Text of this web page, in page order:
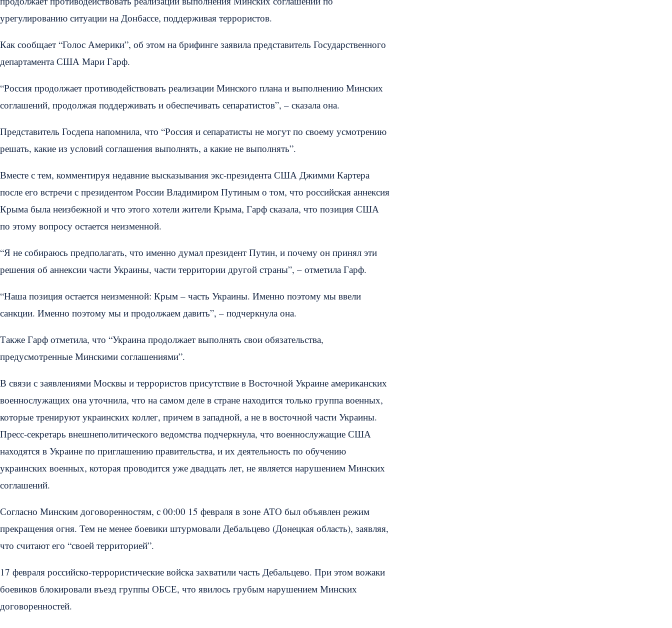
урегулированию ситуации на Донбассе, поддерживая террористов.
Как сообщает “Голос Америки”, об этом на брифинге заявила представитель Государственного
департамента США Мари Гарф.
“Россия продолжает противодействовать реализации Минского плана и выполнению Минских
соглашений, продолжая поддерживать и обеспечивать сепаратистов”, – сказала она.
Представитель Госдепа напомнила, что “Россия и сепаратисты не могут по своему усмотрению
решать, какие из условий соглашения выполнять, а какие не выполнять”.
Вместе с тем, комментируя недавние высказывания экс-президента США Джимми Картера
после его встречи с президентом России Владимиром Путиным о том, что российская аннексия
Крыма была неизбежной и что этого хотели жители Крыма, Гарф сказала, что позиция США
по этому вопросу остается неизменной.
“Я не собираюсь предполагать, что именно думал президент Путин, и почему он принял эти
решения об аннексии части Украины, части территории другой страны”, – отметила Гарф.
“Наша позиция остается неизменной: Крым – часть Украины. Именно поэтому мы ввели
санкции. Именно поэтому мы и продолжаем давить”, – подчеркнула она.
Также Гарф отметила, что “Украина продолжает выполнять свои обязательства,
предусмотренные Минскими соглашениями”.
В связи с заявлениями Москвы и террористов присутствие в Восточной Украине американских
военнослужащих она уточнила, что на самом деле в стране находится только группа военных,
которые тренируют украинских коллег, причем в западной, а не в восточной части Украины.
Пресс-секретарь внешнеполитического ведомства подчеркнула, что военнослужащие США
находятся в Украине по приглашению правительства, и их деятельность по обучению
украинских военных, которая проводится уже двадцать лет, не является нарушением Минских
соглашений.
Согласно Минским договоренностям, с 00:00 15 февраля в зоне АТО был объявлен режим
прекращения огня. Тем не менее боевики штурмовали Дебальцево (Донецкая область), заявляя,
что считают его “своей территорией”.
17 февраля российско-террористические войска захватили часть Дебальцево. При этом вожаки
боевиков блокировали въезд группы ОБСЕ, что явилось грубым нарушением Минских
договоренностей.